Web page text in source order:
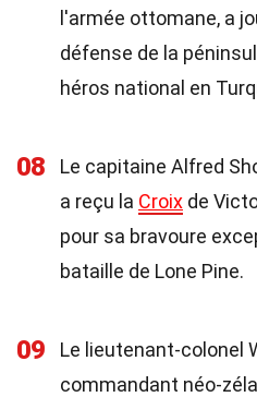
l'armée ottomane, a
défense de la
héros national en
08
Le capitaine Alfred
a reçu la Croix de
pour sa bravoure
bataille de Lone Pine.
09
Le lieutenant-colonel
commandant néo-